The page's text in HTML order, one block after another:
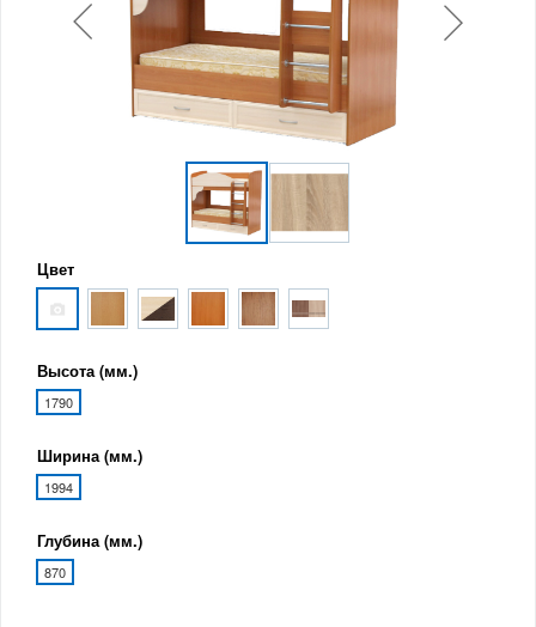
Цвет
Высота (мм.)
1790
Ширина (мм.)
1994
Глубина (мм.)
870